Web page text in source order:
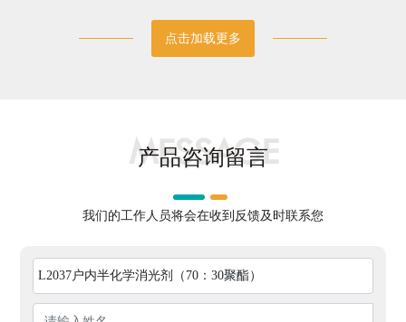
点击加载更多
MESSAGE
产品咨询留言
我们的工作人员将会在收到反馈及时联系您
L2037户内半化学消光剂（70：30聚酯）